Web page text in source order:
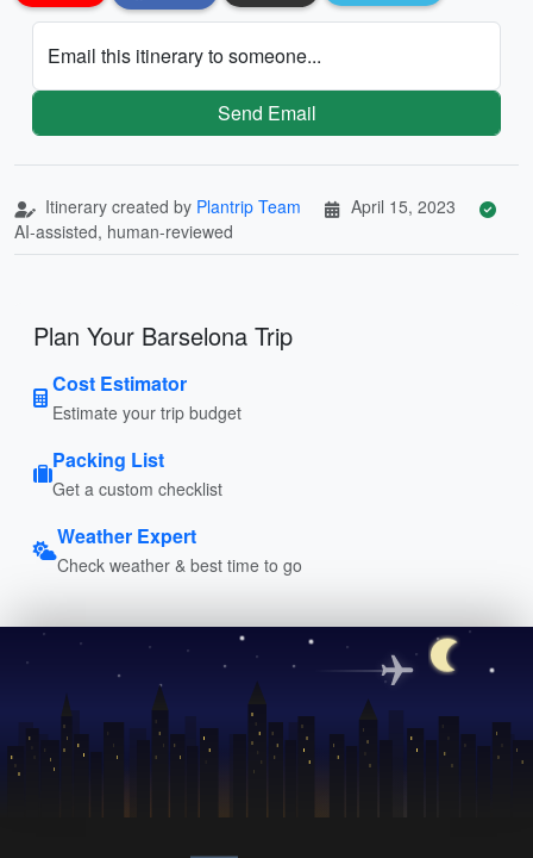
Email this itinerary to someone...
Send Email
Itinerary created by Plantrip Team
April 15, 2023
AI-assisted, human-reviewed
Plan Your Barselona Trip
Cost Estimator
Estimate your trip budget
Packing List
Get a custom checklist
Weather Expert
Check weather & best time to go